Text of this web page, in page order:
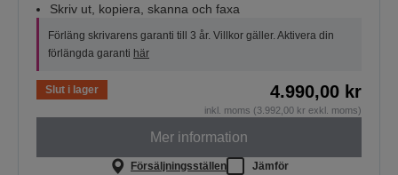
Skriv ut, kopiera, skanna och faxa
Förläng skrivarens garanti till 3 år. Villkor gäller. Aktivera din
förlängda garanti här
Slut i lager 4.990,00 kr
inkl. moms (3.992,00 kr exkl. moms)
Mer information
Försäljningsställen Jämför